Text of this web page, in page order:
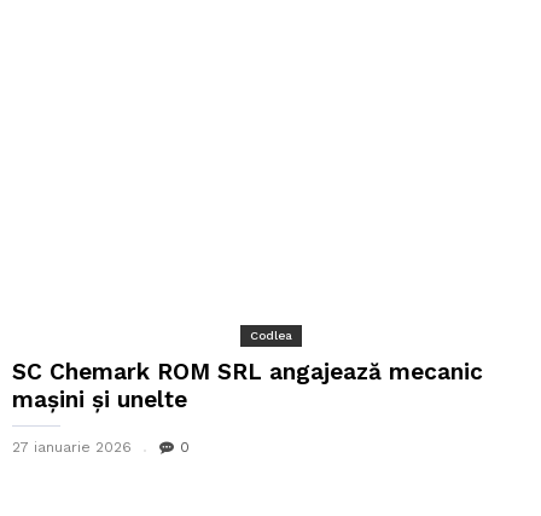
Codlea
SC Chemark ROM SRL angajează mecanic
mașini și unelte
27 ianuarie 2026 0